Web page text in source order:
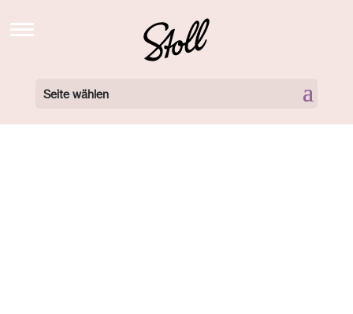
Seite wählen
STOLL’S BREW SCHOOL TV